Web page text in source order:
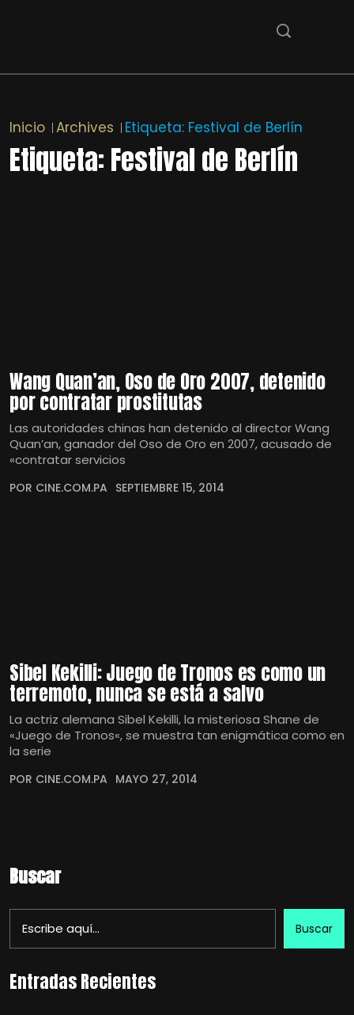
Inicio Archives Etiqueta: Festival de Berlín
Etiqueta:Festival de Berlín
Wang Quan’an, Oso de Oro 2007, detenido
por contratar prostitutas
Las autoridades chinas han detenido al director Wang
Quan’an, ganador del Oso de Oro en 2007, acusado de
«contratar servicios
POR CINE.COM.PA SEPTIEMBRE 15, 2014
Sibel Kekilli: Juego de Tronos es como un
terremoto, nunca se está a salvo
La actriz alemana Sibel Kekilli, la misteriosa Shane de
«Juego de Tronos«, se muestra tan enigmática como en
la serie
POR CINE.COM.PA MAYO 27, 2014
Buscar
Buscar
Entradas Recientes